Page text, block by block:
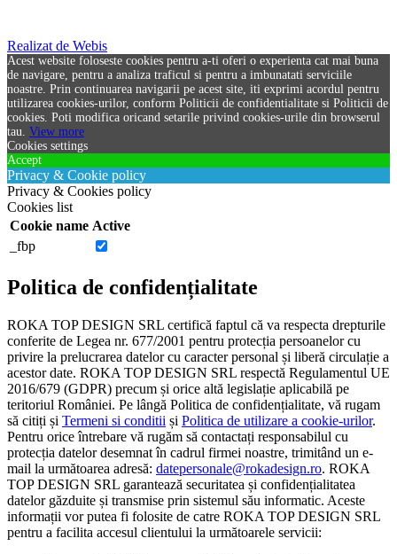
Realizat de Webis
Acest website foloseste cookies pentru a-ti oferi o experienta cat mai buna
de navigare, pentru a analiza traficul si pentru a imbunatati serviciile
noastre. Prin continuarea navigarii pe acest site, iti exprimi acordul pentru
utilizarea cookies-urilor, conform Politicii de confidentialitate si Politicii de
cookies. Poti modifica oricand setarile privind cookies-urile din browserul
tau. View more
Cookies settings
Accept
Privacy & Cookie policy
Privacy & Cookies policy
Cookies list
Cookie name Active
_fbp
Politica de confidențialitate
ROKA TOP DESIGN SRL certifică faptul că va respecta drepturile
conferite de Legea nr. 677/2001 pentru protecția persoanelor cu
privire la prelucrarea datelor cu caracter personal și liberă circulație a
acestor date. ROKA TOP DESIGN SRL respectă Regulamentul UE
2016/679 (GDPR) precum și orice altă legislație aplicabilă pe
teritoriul României. Pe lângă Politica de confidențialitate, vă rugam
să citiți și Termeni si conditii și Politica de utilizare a cookie-urilor.
Pentru orice întrebare vă rugăm să contactați responsabilul cu
protecția datelor desemnat în cadrul firmei noastre, trimitând un e-
mail la următoarea adresă: datepersonale@rokadesign.ro. ROKA
TOP DESIGN SRL garantează securitatea și confidențialitatea
datelor găzduite și transmise prin sistemul său informatic. Aceste
informații vor putea fi folosite de catre ROKA TOP DESIGN SRL
pentru a facilita accesul clientului la următoarele servicii: